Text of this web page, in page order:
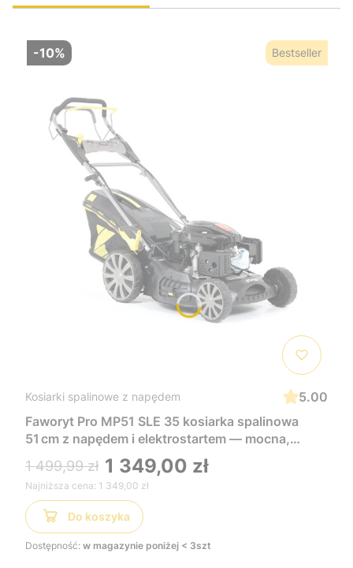
-10% Bestseller
Kosiarki spalinowe z napędem
5.00
Faworyt Pro MP51 SLE 35 kosiarka spalinowa
51 cm z napędem i elektrostartem — mocna,
wygodna i łatwa w uruchomieniu, idealna do
dużych trawników
1 499,99 zł 1 349,00 zł
Najniższa cena: 1 349,00 zł
Do koszyka
Dostępność: w magazynie poniżej < 3szt